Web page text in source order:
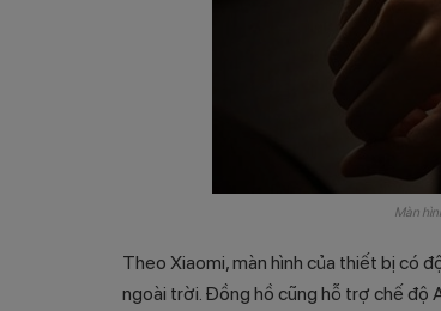
Màn
Theo Xiaomi, màn hình của thiết bị có
ngoài trời. Đồng hồ cũng hỗ trợ chế độ